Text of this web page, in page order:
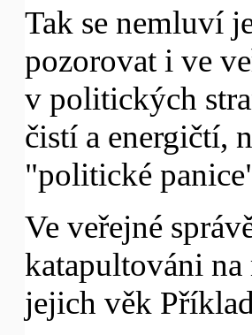
Tak se nemluví
pozorovat i ve
v politických
čistí a energičtí,
"politické
Ve veřejné
katapultováni
jejich věk